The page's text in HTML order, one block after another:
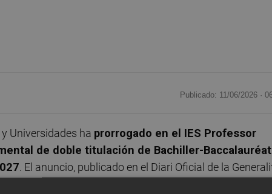
Publicado: 11/06/2026 ·
Universidades ha prorrogado en el IES Professor
de doble titulación de Bachiller-Baccalauréat
. El anuncio, publicado en el Diari Oficial de la